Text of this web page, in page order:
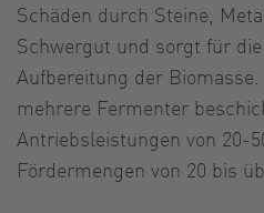
Schäden durch Steine,
Schwergut und sorgt für
Aufbereitung der
mehrere Fermenter
Antriebsleistungen von 20-
Fördermengen von 20 bis